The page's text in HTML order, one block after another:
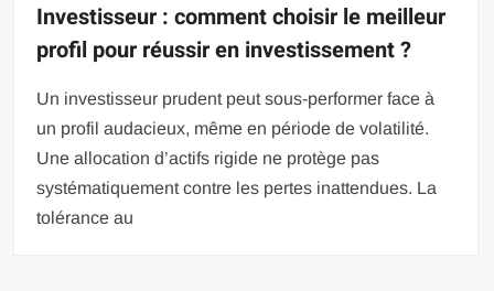
Investisseur : comment choisir le meilleur
profil pour réussir en investissement ?
Un investisseur prudent peut sous-performer face à
un profil audacieux, même en période de volatilité.
Une allocation d’actifs rigide ne protège pas
systématiquement contre les pertes inattendues. La
tolérance au